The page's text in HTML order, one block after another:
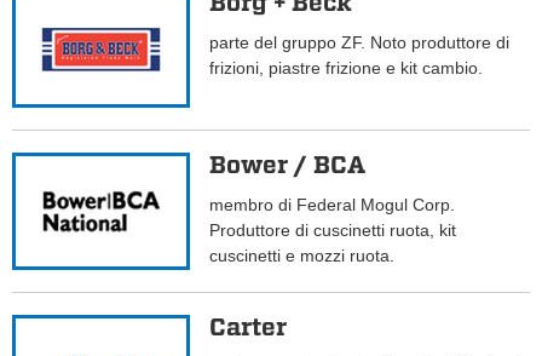
parte del gruppo ZF. Noto produttore di
frizioni, piastre frizione e kit cambio.
Bower / BCA
membro di Federal Mogul Corp.
Produttore di cuscinetti ruota, kit
cuscinetti e mozzi ruota.
Carter